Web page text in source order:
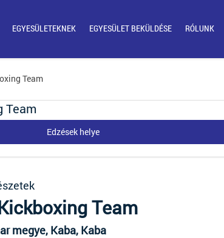
EGYESÜLETEKNEK EGYESÜLET BEKÜLDÉSE RÓLUNK
Team
Team
Edzések helye
Team
megye, Kaba, Kaba